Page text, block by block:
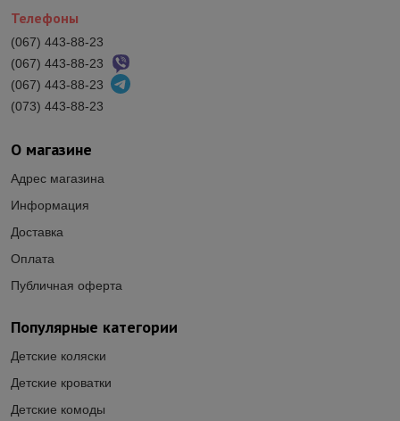
Популярные категории
Детские коляски
Детские кроватки
Детские комоды
О магазине
Адрес магазина
Информация
Доставка
Оплата
Публичная оферта
Телефоны
(067) 443-88-23
(067) 443-88-23
(067) 443-88-23
(073) 443-88-23